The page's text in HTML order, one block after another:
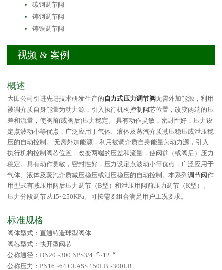
碳钢调节阀
铸钢调节阀
铸铁调节阀
视频 & 案例
概述
大田公司引进先进技术研发生产的自力式压力调节阀无需外加能源，利用
被调介质自身能量为动力源，引入执行机构控制阀芯位置，改变两端的压
差和流量，使阀前(或阀后)压力稳定。 具有动作灵敏，密封性好，压力设
定点波动小等优点，广泛应用于气体、液体及蒸汽介质减压稳压或泄压稳
压的自动控制。 无需外加能源，利用被调介质自身能量为动力源，引入
执行机构控制阀芯位置，改变两端的压差和流量，使阀前（或阀后）压力
稳定。具有动作灵敏，密封性好，压力设定点波动小等优点，广泛应用于
气体、液体及蒸汽介质减压稳压或泄压稳压的自动控制。本系列 调节阀作
用型式有减压用阀后压力调节（B型）和泄压用阀前压力调节（K型）。
压力分段调节从15~250KPa。可按需要组合满足用户工况要求。
标准规格
阀体型式：直通铸造球型阀体
阀芯型式：快开型阀芯
公称通径：DN20 ~300 NPS3/4〞~12〞
公称压力：PN16 ~64 CLASS 150LB ~300LB